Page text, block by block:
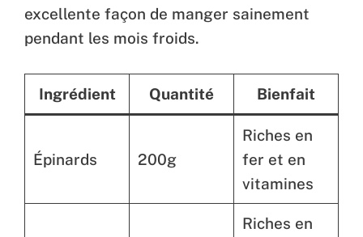
excellente façon de manger sainement
pendant les mois froids.
Ingrédient Quantité Bienfait
Épinards 200g
Riches en
fer et en
vitamines
Riches en